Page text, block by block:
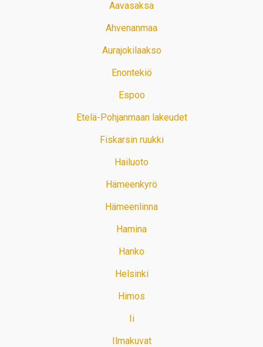
Aavasaksa
Ahvenanmaa
Aurajokilaakso
Enontekiö
Espoo
Etelä-Pohjanmaan lakeudet
Fiskarsin ruukki
Hailuoto
Hämeenkyrö
Hämeenlinna
Hamina
Hanko
Helsinki
Himos
Ii
Ilmakuvat